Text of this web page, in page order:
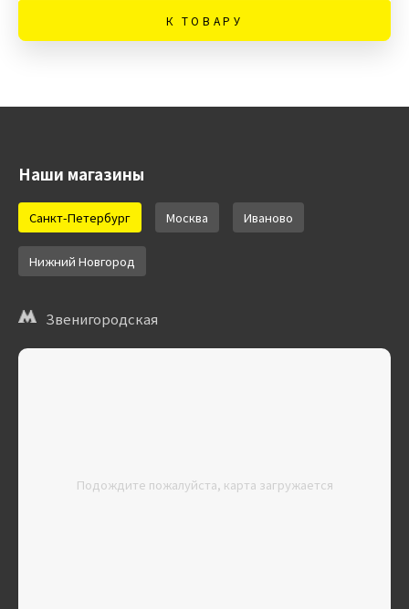
К ТОВАРУ
Наши магазины
Санкт-Петербург Москва Иваново
Нижний Новгород
Звенигородская
Подождите пожалуйста, карта загружается